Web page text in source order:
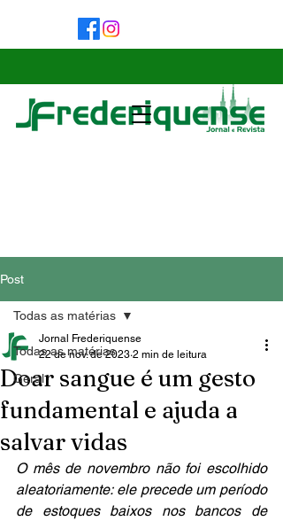
Post
Todas as matérias
Geral
Todas as matérias
Doar sangue é um gesto
fundamental e ajuda a
salvar vidas
Jornal Frederiquense
22 de nov. de 2023 2 min de leitura
O mês de novembro não foi escolhido
aleatoriamente: ele precede um período
de estoques baixos nos bancos de